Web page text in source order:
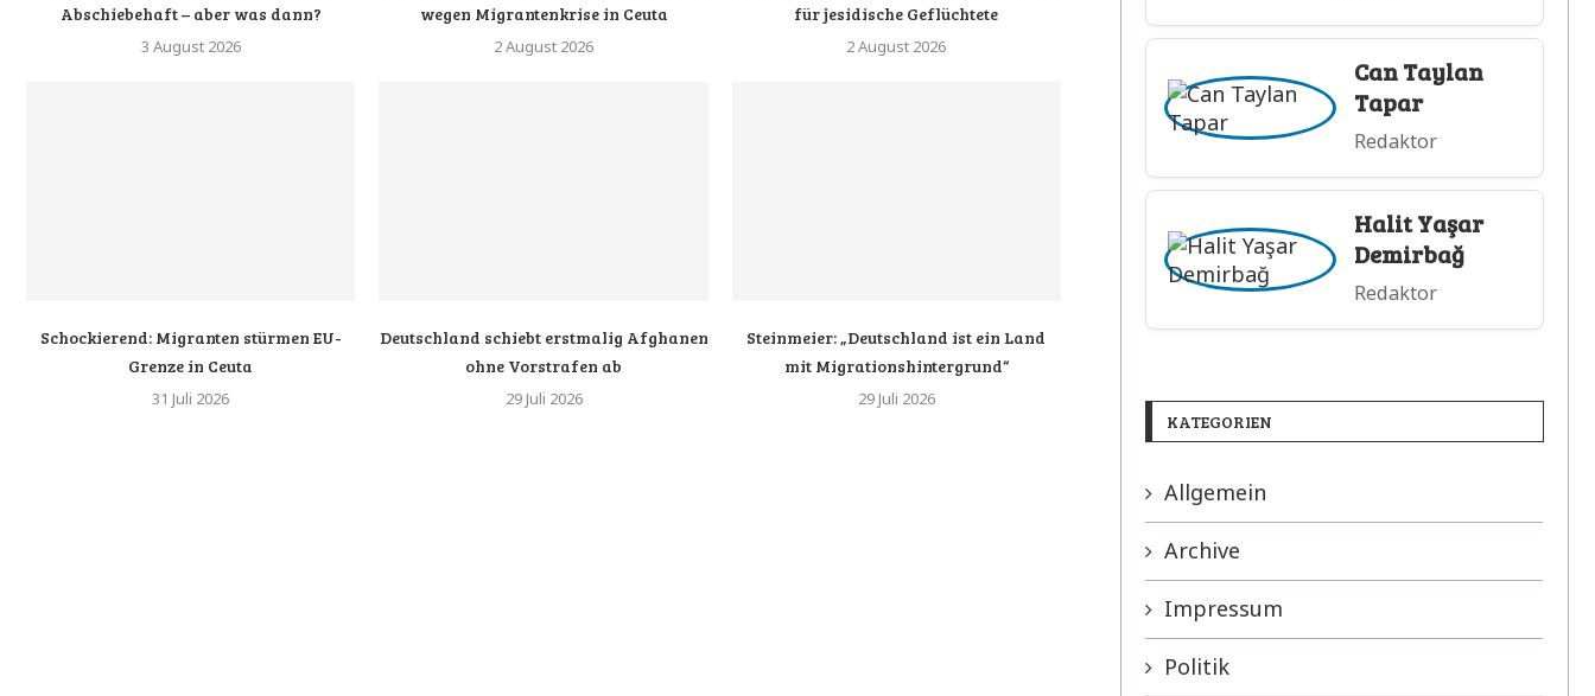
Abschiebehaft – aber was dann?
3 August 2026
wegen Migrantenkrise in Ceuta
2 August 2026
für jesidische Geflüchtete
2 August 2026
Schockierend: Migranten stürmen EU-
Grenze in Ceuta
31 Juli 2026
Deutschland schiebt erstmalig Afghanen
ohne Vorstrafen ab
29 Juli 2026
Steinmeier: „Deutschland ist ein Land
mit Migrationshintergrund“
29 Juli 2026
Can Taylan
Tapar
Redaktor
Halit Yaşar
Demirbağ
Redaktor
KATEGORIEN
Allgemein
Archive
Impressum
Politik